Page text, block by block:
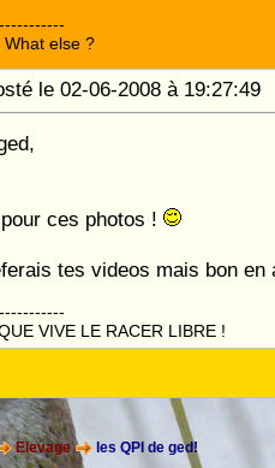
What else ?
le 02-06-2008 à
ces photos !
tes videos mais bon en
VIVE LE RACER LIBRE !
Elevage les QPI de ged!